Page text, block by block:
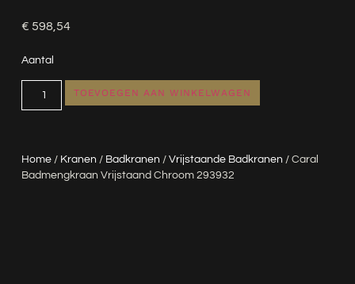
Home/ Kranen / Badkranen / Vrijstaande Badkranen / Caral
Badmengkraan Vrijstaand Chroom 293932
€ 598,54
Aantal
TOEVOEGEN AAN WINKELWAGEN